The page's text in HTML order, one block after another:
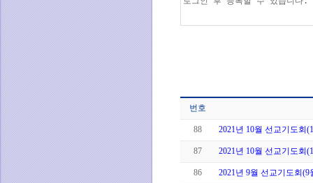
번호
88 2021년 10월 선교기도회
87 2021년 10월 선교기도회
86 2021년 9월 선교기도회(9